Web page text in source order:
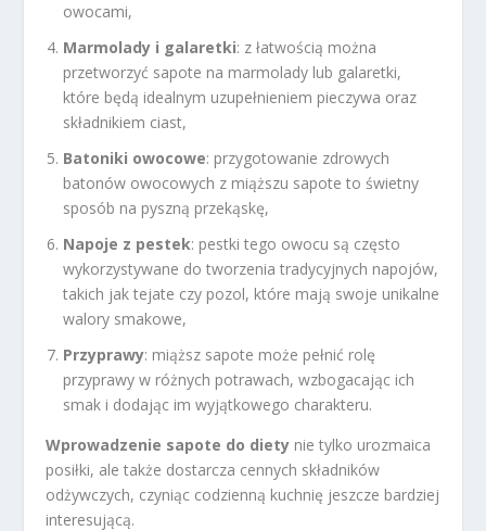
owocami,
Marmolady i galaretki: z łatwością można
przetworzyć sapote na marmolady lub galaretki,
które będą idealnym uzupełnieniem pieczywa oraz
składnikiem ciast,
Batoniki owocowe: przygotowanie zdrowych
batonów owocowych z miąższu sapote to świetny
sposób na pyszną przekąskę,
Napoje z pestek: pestki tego owocu są często
wykorzystywane do tworzenia tradycyjnych napojów,
takich jak tejate czy pozol, które mają swoje unikalne
walory smakowe,
Przyprawy: miąższ sapote może pełnić rolę
przyprawy w różnych potrawach, wzbogacając ich
smak i dodając im wyjątkowego charakteru.
Wprowadzenie sapote do diety nie tylko urozmaica
posiłki, ale także dostarcza cennych składników
odżywczych, czyniąc codzienną kuchnię jeszcze bardziej
interesującą.